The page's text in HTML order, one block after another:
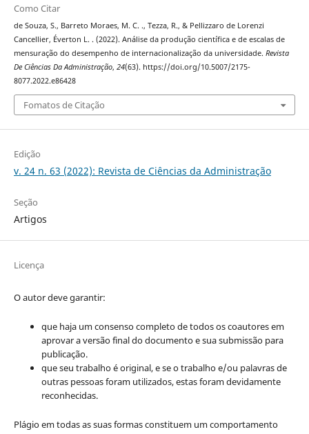
Como Citar
de Souza, S., Barreto Moraes, M. C. ., Tezza, R., & Pellizzaro de Lorenzi
Cancellier, Éverton L. . (2022). Análise da produção científica e de escalas de
mensuração do desempenho de internacionalização da universidade. Revista
De Ciências Da Administração, 24(63). https://doi.org/10.5007/2175-
8077.2022.e86428
Fomatos de Citação
Edição
v. 24 n. 63 (2022): Revista de Ciências da Administração
Seção
Artigos
Licença
O autor deve garantir:
que haja um consenso completo de todos os coautores em
aprovar a versão final do documento e sua submissão para
publicação.
que seu trabalho é original, e se o trabalho e/ou palavras de
outras pessoas foram utilizados, estas foram devidamente
reconhecidas.
Plágio em todas as suas formas constituem um comportamento